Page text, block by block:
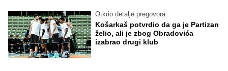
Otkrio detalje pregovora
Košarkaš potvrdio da ga je Partizan
želio, ali je zbog Obradovića
izabrao drugi klub